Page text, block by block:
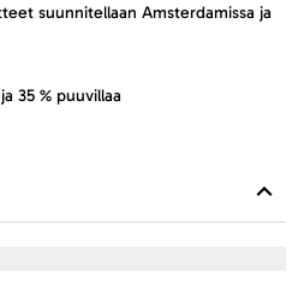
suunnitellaan Amsterdamissa ja
35 % puuvillaa